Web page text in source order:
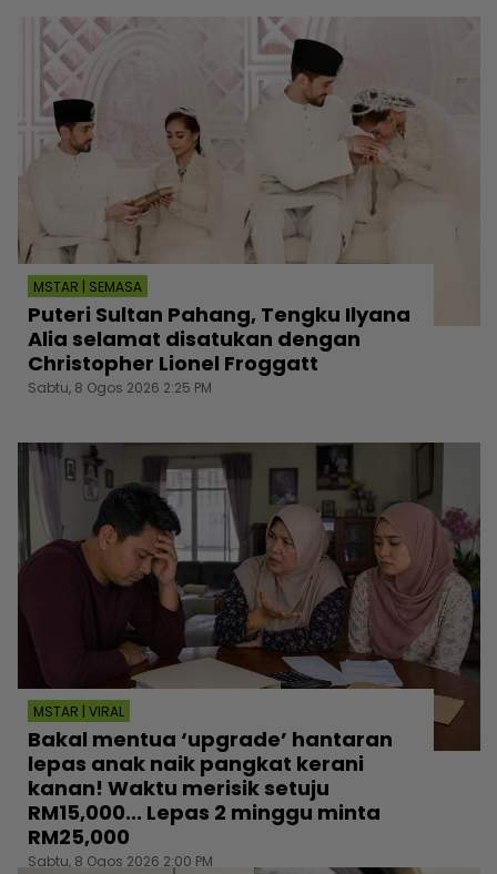
MSTAR | SEMASA
Puteri Sultan Pahang, Tengku Ilyana
Alia selamat disatukan dengan
Christopher Lionel Froggatt
Sabtu, 8 Ogos 2026 2:25 PM
MSTAR | VIRAL
Bakal mentua ‘upgrade’ hantaran
lepas anak naik pangkat kerani
kanan! Waktu merisik setuju
RM15,000... Lepas 2 minggu minta
RM25,000
Sabtu, 8 Ogos 2026 2:00 PM